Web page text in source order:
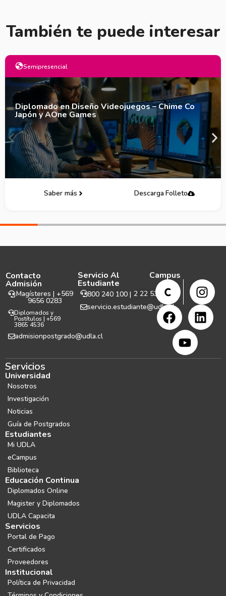
También te puede interesar
Semipresencial
Diplomado en Diseño Videojuegos – Chime Co
Japón y AOne Games
Saber más Descarga Folleto
Contacto
Admisión
Magísteres | +569
9656 0283
Diplomados y
Postítulos | +569
3865 4536
admisionpostgrado@udla.cl
Servicio Al
Estudiante
800 240 100 | 2 22 531 999
servicio.estudiante@udla.cl
Campus
Servicios
Universidad
Nosotros
Investigación
Noticias
Guía de Postgrados
Estudiantes
Mi UDLA
eCampus
Biblioteca
Educación Continua
Diplomados Online
Magister y Diplomados
UDLA Capacita
Servicios
Portal de Pago
Certificados
Proveedores
Institucional
Política de Privacidad